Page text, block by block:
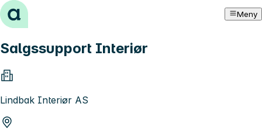
Hopp til innhold Meny
Salgssupport Interiør
Lindbak Interiør AS